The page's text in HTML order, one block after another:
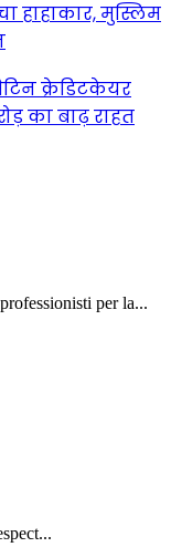
हाहाकार, मुस्लिम
क्रेडिटकेयर
का बाढ़ राहत
per la...